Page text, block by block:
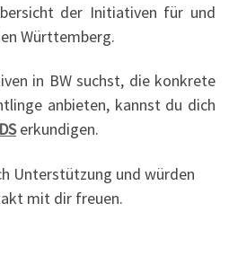
der Initiativen für und
Württemberg.
in BW suchst, die konkrete
anbieten, kannst du dich
erkundigen.
Unterstützung und würden
mit dir freuen.